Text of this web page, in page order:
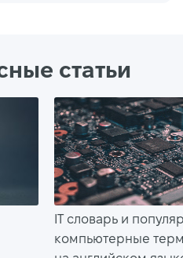
статьи
IT словарь и
компьютерные